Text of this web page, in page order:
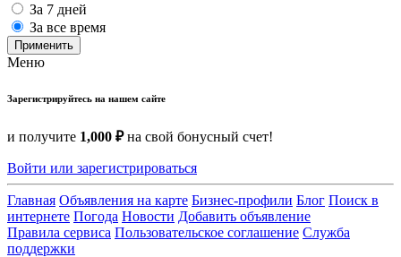
За 7 дней
За все время
Применить
Меню
Зарегистрируйтесь на нашем сайте
и получите 1,000 ₽на свой бонусный счет!
Войти или зарегистрироваться
Главная Объявления на карте Бизнес-профили Блог Поиск в
интернете Погода Новости Добавить объявление
Правила сервиса Пользовательское соглашение Служба
поддержки